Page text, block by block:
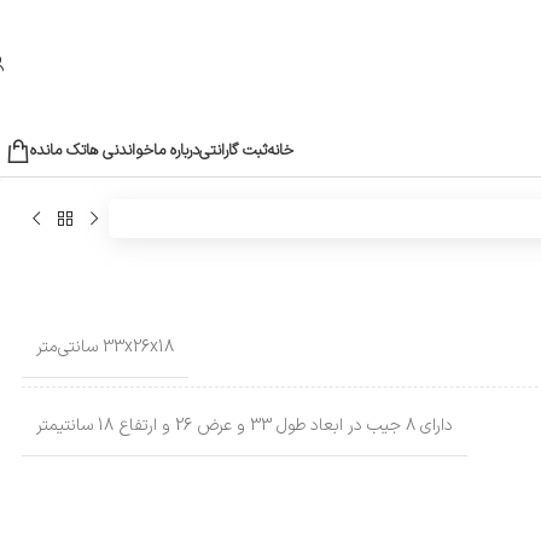
خانهثبت گارانتیدرباره ماخواندنی هاتک مانده
33x26x18 سانتی‌متر
دارای 8 جیب در ابعاد طول 33 و عرض 26 و ارتفاع 18 سانتیمتر